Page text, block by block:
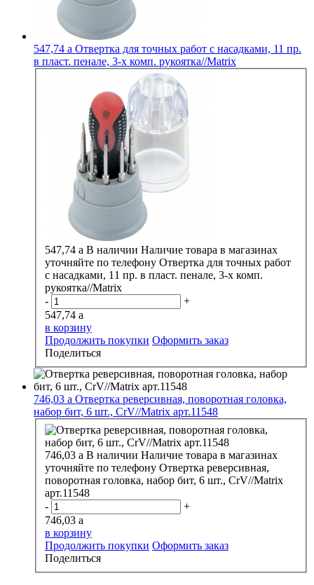
547,74 a Отвертка для точных работ с насадками, 11 пр.
в пласт. пенале, 3-х комп. рукоятка//Matrix
547,74 a В наличии Наличие товара в магазинах
уточняйте по телефону Отвертка для точных работ
с насадками, 11 пр. в пласт. пенале, 3-х комп.
рукоятка//Matrix
-
+
547,74 a
в корзину
Продолжить покупки Оформить заказ
Поделиться
746,03 a Отвертка реверсивная, поворотная головка,
набор бит, 6 шт., CrV//Matrix арт.11548
746,03 a В наличии Наличие товара в магазинах
уточняйте по телефону Отвертка реверсивная,
поворотная головка, набор бит, 6 шт., CrV//Matrix
арт.11548
-
+
746,03 a
в корзину
Продолжить покупки Оформить заказ
Поделиться